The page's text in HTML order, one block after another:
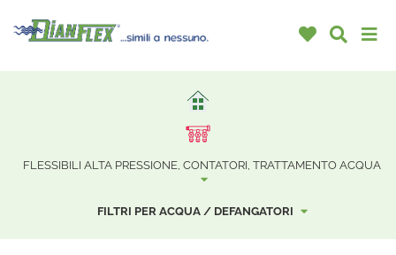
FLESSIBILI ALTA PRESSIONE, CONTATORI, TRATTAMENTO ACQUA
FILTRI PER ACQUA / DEFANGATORI